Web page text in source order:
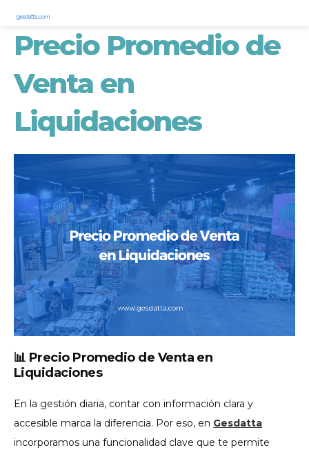
Precio Promedio de
Venta en
Liquidaciones
📊 Precio Promedio de Venta en
Liquidaciones
En la gestión diaria, contar con información clara y
accesible marca la diferencia. Por eso, en Gesdatta
incorporamos una funcionalidad clave que te permite